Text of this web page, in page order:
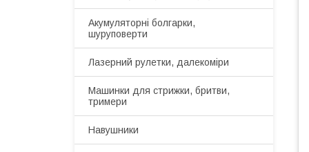
Акумуляторні болгарки,
шуруповерти
Лазерний рулетки, далекоміри
Машинки для стрижки, бритви,
тримери
Навушники